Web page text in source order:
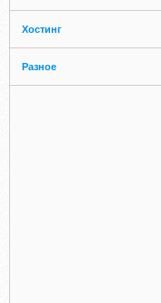
Хостинг
Разное